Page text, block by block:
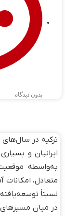
بدون دیدگاه
ترکیه در سال‌های
ایرانیان و
به‌واسطه
متعادل،
نسبتاً
در میان